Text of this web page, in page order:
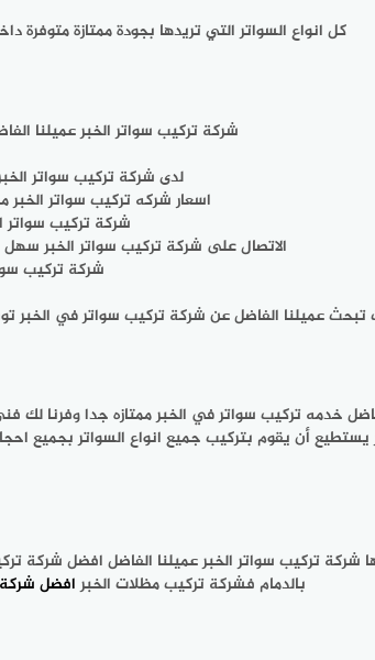
كل انواع السواتر التي تريدها بجودة ممتازة
شركة تركيب سواتر الخبر عميلنا
لدى شركة تركيب سواتر
اسعار شركه تركيب سواتر
شركة تركيب سواتر
الاتصال على شركة تركيب سواتر الخبر
شركة تركيب سواتر الخبر متاحه 24 ساعه
تبحث عميلنا الفاضل عن شركة تركيب سواتر في الخبر
خدمه تركيب سواتر في الخبر ممتازه جدا وفرنا
يستطيع أن يقوم بتركيب جميع انواع السواتر بجميع
شركة تركيب سواتر الخبر عميلنا الفاضل افضل شركة
بالدمام فشركة تركيب مظلات الخبر افضل